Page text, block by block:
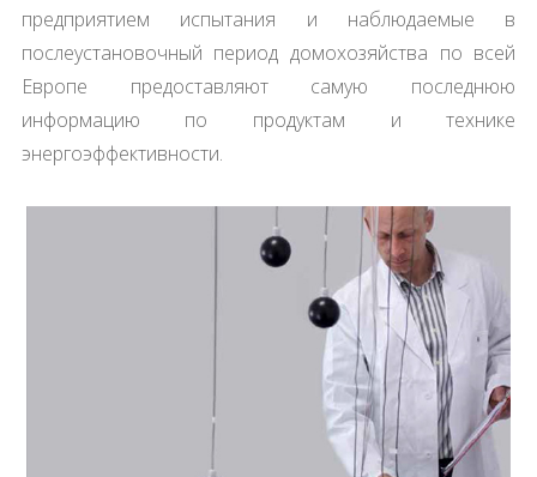
предприятием испытания и наблюдаемые в
послеустановочный период домохозяйства по всей
Европе предоставляют самую последнюю
информацию по продуктам и технике
энергоэффективности.